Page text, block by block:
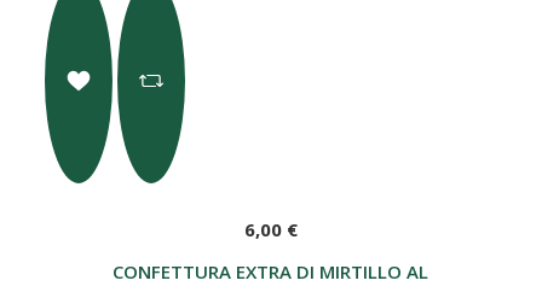
CONFETTURA EXTRA DI MIRTILLO AL GENEPY
6,00 €